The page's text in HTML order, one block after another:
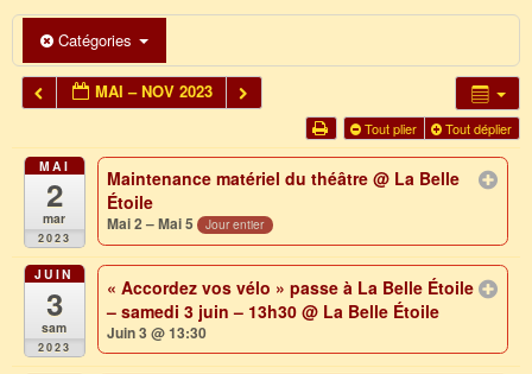
Catégories
MAI – NOV 2023
Tout plier Tout déplier
MAI
2
mar
2023
Maintenance matériel du théâtre@ La Belle
Étoile
Mai 2 – Mai 5 Jour entier
JUIN
3
sam
2023
« Accordez vos vélo » passe à La Belle Étoile
– samedi 3 juin – 13h30@ La Belle Étoile
Juin 3 @ 13:30